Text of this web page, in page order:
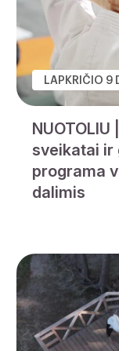
LAPKRIČIO 9
sveikatai ir
programa
dalimis